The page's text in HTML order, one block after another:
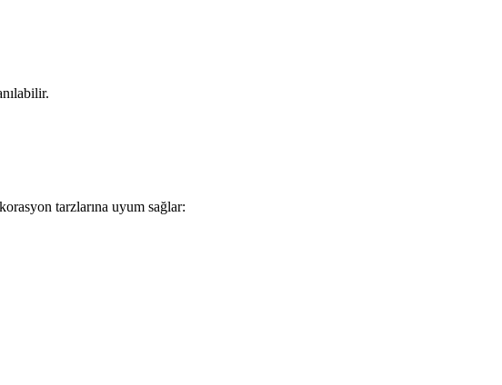
tarzlarına uyum sağlar: